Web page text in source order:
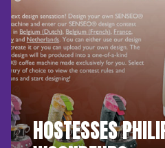
HOSTESSES